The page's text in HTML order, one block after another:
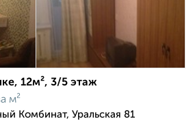
12м², 3/5 этаж
м²
Комбинат, Уральская 81